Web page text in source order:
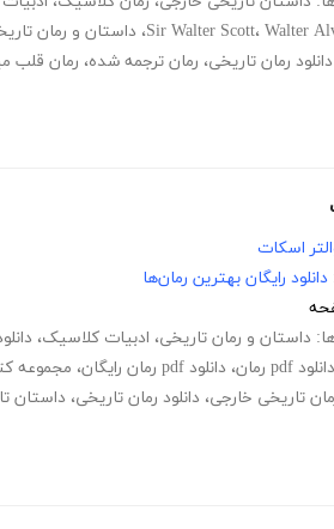
Sir Walter Scott، Walter ، داستان و رمان
دانلود رمان تاریخی، رمان ترجمه شده، رمان قلب
اسکات
دانلود رایگان بهترین رمان‌ها
داستان و رمان تاریخی، ادبیات کلاسیک،
دانلود pdf رمان ، دانلود pdf رمان رایگان ، مجموعه
تاریخی خارجی، دانلود رمان تاریخی، داستان